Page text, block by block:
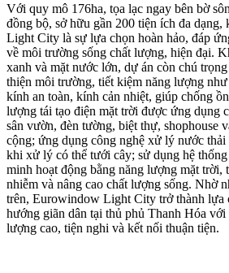
Với quy mô 176ha, tọa lạc ngay bên bờ
đồng bộ, sở hữu gần 200 tiện ích đa
Light City là sự lựa chọn hoàn hảo, đáp
về môi trường sống chất lượng, hiện đại.
xanh và mặt nước lớn, dự án còn chú
thiện môi trường, tiết kiệm năng lượng
kính an toàn, kính cản nhiệt, giúp chống
lượng tái tạo điện mặt trời được ứng dụng
sân vườn, đèn tường, biệt thự, shophouse
cộng; ứng dụng công nghệ xử lý nước thải
khi xử lý có thể tưới cây; sử dụng hệ
minh hoạt động bằng năng lượng mặt trời,
nhiễm và nâng cao chất lượng sống. Nhờ
trên, Eurowindow Light City trở thành lựa
hướng giãn dân tại thủ phủ Thanh Hóa
lượng cao, tiện nghi và kết nối thuận tiện.